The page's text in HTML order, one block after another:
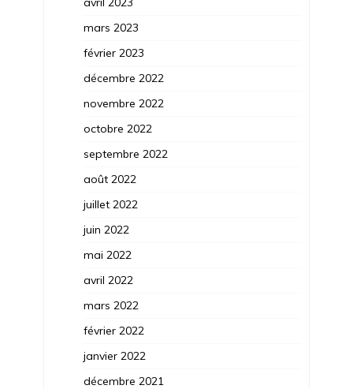
mars 2023
février 2023
décembre 2022
novembre 2022
octobre 2022
septembre 2022
août 2022
juillet 2022
juin 2022
mai 2022
avril 2022
mars 2022
février 2022
janvier 2022
décembre 2021